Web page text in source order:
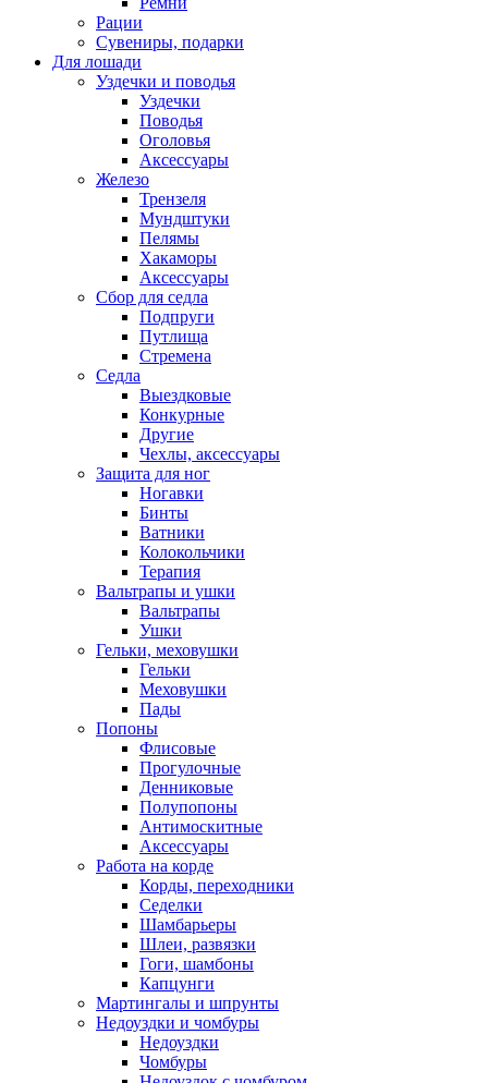
Рации
Сувениры, подарки
Для лошади
Уздечки и поводья
Уздечки
Поводья
Оголовья
Аксессуары
Железо
Трензеля
Мундштуки
Пелямы
Хакаморы
Аксессуары
Сбор для седла
Подпруги
Путлища
Стремена
Седла
Выездковые
Конкурные
Другие
Чехлы, аксессуары
Защита для ног
Ногавки
Бинты
Ватники
Колокольчики
Терапия
Вальтрапы и ушки
Вальтрапы
Ушки
Гельки, меховушки
Гельки
Меховушки
Пады
Попоны
Флисовые
Прогулочные
Денниковые
Полупопоны
Антимоскитные
Аксессуары
Работа на корде
Корды, переходники
Седелки
Шамбарьеры
Шлеи, развязки
Гоги, шамбоны
Капцунги
Мартингалы и шпрунты
Недоуздки и чомбуры
Недоуздки
Чомбуры